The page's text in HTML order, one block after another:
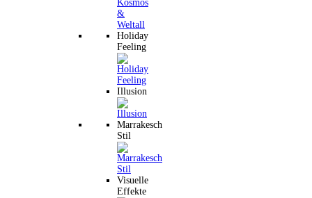
Holiday
Feeling
Illusion
Marrakesch
Stil
Visuelle
Effekte